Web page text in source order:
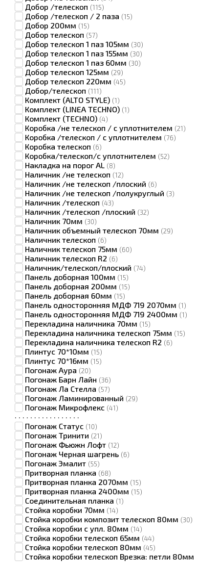
Добор /телескоп (115)
Добор /телескоп / 2 паза (15)
Добор 200мм (15)
Добор телескоп (57)
Добор телескоп 1 паз 105мм (30)
Добор телескоп 1 паз 155мм (30)
Добор телескоп 1 паз 60мм (30)
Добор телескоп 125мм (29)
Добор телескоп 220мм (45)
Добор/телескоп (111)
Комплект (ALTO STYLE) (1)
Комплект (LINEA TECHNO) (1)
Комплект (TECHNO) (4)
Коробка /не телескоп / с уплотнителем (21)
Коробка /телескоп / с уплотнителем (76)
Коробка телескоп (6)
Коробка/телескоп/с уплотнителем (52)
Накладка на порог AL (8)
Наличник /не телескоп (12)
Наличник /не телескоп /плоский (6)
Наличник /не телескоп /полукруглый (3)
Наличник /телескоп (43)
Наличник /телескоп /плоский (32)
Наличник 70мм (30)
Наличник объемный телескоп 70мм (29)
Наличник телескоп (6)
Наличник телескоп 75мм (60)
Наличник телескоп R2 (6)
Наличник/телескоп/плоский (74)
Панель доборная 100мм (15)
Панель доборная 200мм (15)
Панель доборная 60мм (15)
Панель односторонняя МДФ 719 2070мм (1)
Панель односторонняя МДФ 719 2400мм (1)
Перекладина наличника 70мм (15)
Перекладина наличника телескоп 75мм (15)
Перекладина наличника телескоп R2 (6)
Плинтус 70*10мм (15)
Плинтус 70*16мм (15)
Погонаж Аура (20)
Погонаж Барн Лайн (36)
Погонаж Ла Стелла (57)
Погонаж Ламинированный (29)
Погонаж Микрофлекс (41)
·
Погонаж Статус (10)
·
Погонаж Тринити (21)
·
Погонаж Фьюжн Лофт (12)
·
Погонаж Черная шагрень (6)
·
Погонаж Эмалит (55)
·
Притворная планка (68)
·
Притворная планка 2070мм (15)
·
Притворная планка 2400мм (15)
·
Соединительная планка (1)
·
Стойка коробки 70мм (14)
·
Стойка коробки композит телескоп 80мм (30)
·
Стойка коробки с упл. 80мм (14)
·
Стойка коробки телескоп 65мм (44)
·
Стойка коробки телескоп 80мм (45)
·
Стойка коробки телескоп Врезка: петли 80мм
· ·